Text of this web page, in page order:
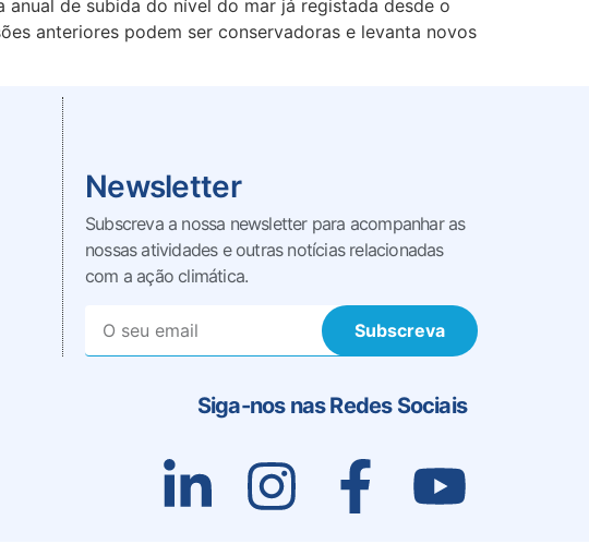
de subida do nível do mar já registada desde o
anteriores podem ser conservadoras e levanta novos
Newsletter
Subscreva a nossa newsletter para acompanhar as
nossas atividades e outras notícias relacionadas
com a ação climática.
Subscreva
Siga-nos nas Redes Sociais